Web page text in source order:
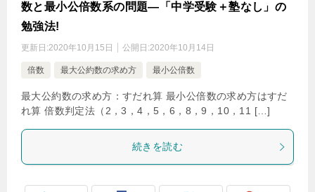
数と最小公倍数系の問題―「中学受験＋塾なし」の
勉強法!
更新日:2020年10月15日 公開日:2020年10月14日
倍数 最大公約数の求め方 最小公倍数
最大公約数の求め方：すだれ算 最小公倍数の求め方はすだ
れ算 倍数判定法（2，3，4，5，6，8，9，10，11 […]
続きを読む